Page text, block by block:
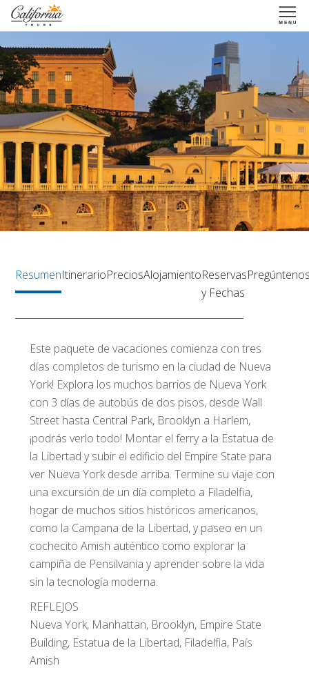
ResumenItinerarioPreciosAlojamientoReservas
y Fechas
Este paquete de vacaciones comienza con tres
días completos de turismo en la ciudad de Nueva
York! Explora los muchos barrios de Nueva York
con 3 días de autobús de dos pisos, desde Wall
Street hasta Central Park, Brooklyn a Harlem,
¡podrás verlo todo! Montar el ferry a la Estatua de
la Libertad y subir el edificio del Empire State para
ver Nueva York desde arriba. Termine su viaje con
una excursión de un día completo a Filadelfia,
hogar de muchos sitios históricos americanos,
como la Campana de la Libertad, y paseo en un
cochecito Amish auténtico como explorar la
campiña de Pensilvania y aprender sobre la vida
sin la tecnología moderna.
REFLEJOS
Nueva York, Manhattan, Brooklyn, Empire State
Building, Estatua de la Libertad, Filadelfia, País
Amish